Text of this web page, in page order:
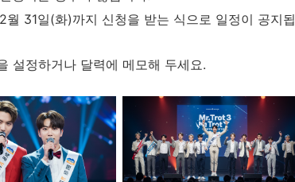
31일(화)까지 신청을 받는 식으로 일정이 공지됩
설정하거나 달력에 메모해 두세요.